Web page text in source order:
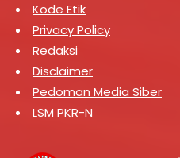
Kode Etik
Privacy Policy
Redaksi
Disclaimer
Pedoman Media Siber
LSM PKR-N